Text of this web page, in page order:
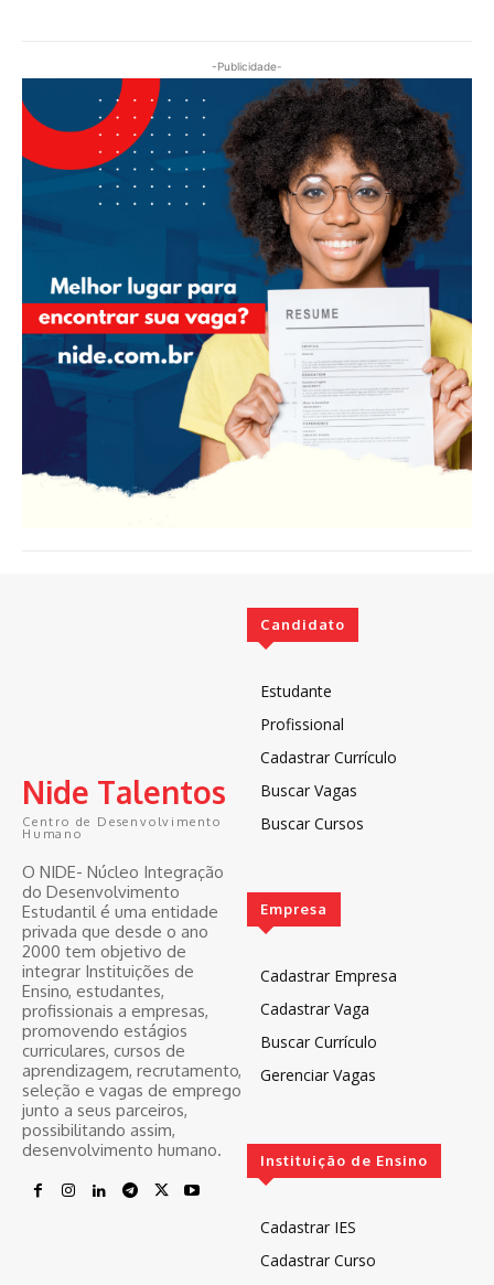
-Publicidade-
Nide Talentos
Centro de Desenvolvimento
Humano
O NIDE- Núcleo Integração
do Desenvolvimento
Estudantil é uma entidade
privada que desde o ano
2000 tem objetivo de
integrar Instituições de
Ensino, estudantes,
profissionais a empresas,
promovendo estágios
curriculares, cursos de
aprendizagem, recrutamento,
seleção e vagas de emprego
junto a seus parceiros,
possibilitando assim,
desenvolvimento humano.
Candidato
Estudante
Profissional
Cadastrar Currículo
Buscar Vagas
Buscar Cursos
Empresa
Cadastrar Empresa
Cadastrar Vaga
Buscar Currículo
Gerenciar Vagas
Instituição de Ensino
Cadastrar IES
Cadastrar Curso